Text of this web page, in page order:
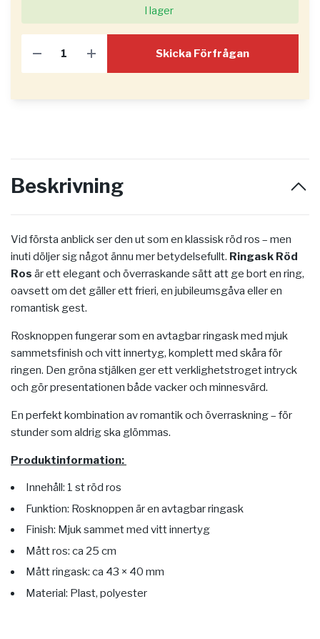
I lager
Skicka Förfrågan
Beskrivning
Vid första anblick ser den ut som en klassisk röd ros – men
inuti döljer sig något ännu mer betydelsefullt. Ringask Röd
Ros är ett elegant och överraskande sätt att ge bort en ring,
oavsett om det gäller ett frieri, en jubileumsgåva eller en
romantisk gest.
Rosknoppen fungerar som en avtagbar ringask med mjuk
sammetsfinish och vitt innertyg, komplett med skåra för
ringen. Den gröna stjälken ger ett verklighetstroget intryck
och gör presentationen både vacker och minnesvärd.
En perfekt kombination av romantik och överraskning – för
stunder som aldrig ska glömmas.
Produktinformation:
Innehåll: 1 st röd ros
Funktion: Rosknoppen är en avtagbar ringask
Finish: Mjuk sammet med vitt innertyg
Mått ros: ca 25 cm
Mått ringask: ca 43 × 40 mm
Material: Plast, polyester